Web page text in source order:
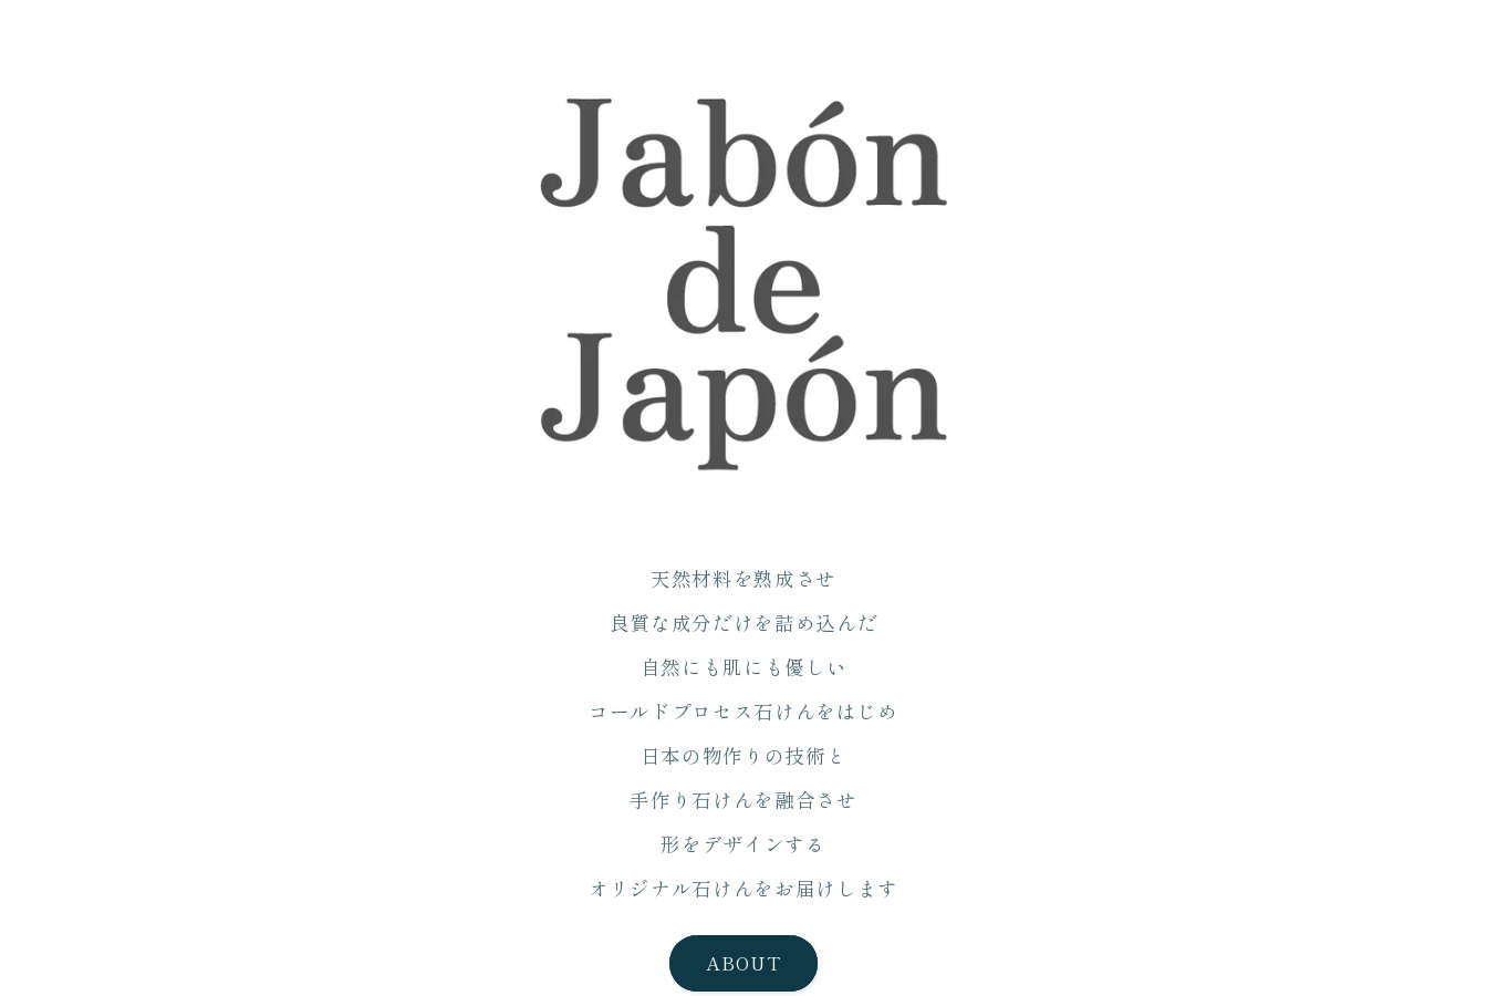
天然材料を熟成させ
良質な成分だけを詰め込んだ
自然にも肌にも優しい
コールドプロセス石けんをはじめ
日本の物作りの技術と
手作り石けんを融合させ
形をデザインする
オリジナル石けんをお届けします
ABOUT